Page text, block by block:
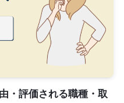
・評価される職種・取